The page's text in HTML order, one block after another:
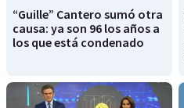
“Guille” Cantero sumó otra
causa: ya son 96 los años a
los que está condenado